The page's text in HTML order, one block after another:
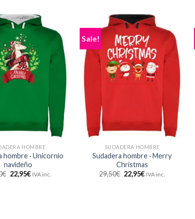
HOMBRE
hombre · Unicornio
navideño
€ 22,95€ IVA inc.
Sale!
SUDADERA HOMBRE
Sudadera hombre · Merry
Christmas
29,50€ 22,95€ IVA inc.